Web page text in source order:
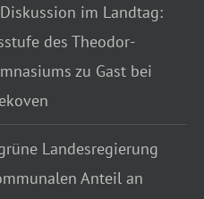
im Landtag:
des Theodor-
zu Gast bei
Landesregierung
Anteil an